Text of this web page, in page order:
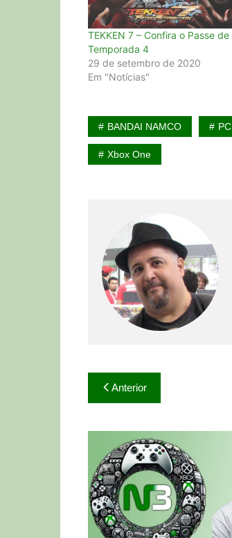
TEKKEN 7 – Confira o Passe de
Temporada 4
29 de setembro de 2020
Em "Notícias"
BANDAI NAMCO PC
Xbox One
Navegação
de
Post
Anterior